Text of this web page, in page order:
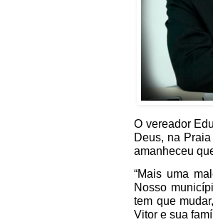
O vereador
Deus, na
amanheceu
“Mais uma
Nosso
tem que
Vitor e sua